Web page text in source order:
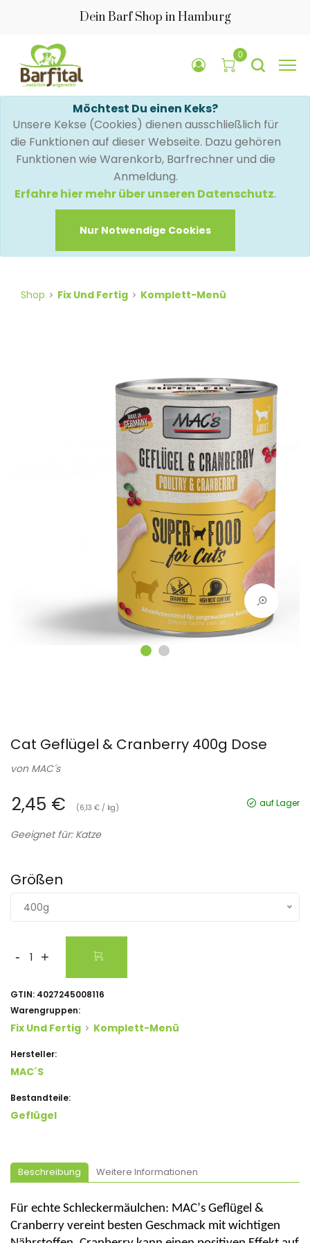
Dein Barf Shop in Hamburg
0
Möchtest Du einen Keks?
Unsere Kekse (Cookies) dienen ausschließlich für
die Funktionen auf dieser Webseite. Dazu gehören
Funktionen wie Warenkorb, Barfrechner und die
Anmeldung.
Erfahre hier mehr über unseren Datenschutz.
Nur Notwendige Cookies
Shop Fix Und Fertig Komplett-Menü
Cat Geflügel & Cranberry 400g Dose
von MAC´s
2,45 € (6,13 € / kg) auf Lager
Geeignet für: Katze
Größen
400g
- +
GTIN: 4027245008116
Warengruppen:
Fix Und Fertig Komplett-Menü
Hersteller:
MAC´s
Bestandteile:
Geflügel
Beschreibung Weitere Informationen
Für echte Schleckermäulchen: MAC’s Geflügel &
Cranberry vereint besten Geschmack mit wichtigen